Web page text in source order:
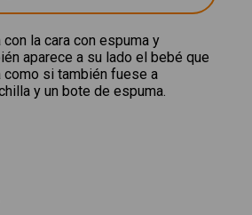
la cara con espuma y
aparece a su lado el bebé que
como si también fuese a
y un bote de espuma.
Plus
en Pinterest
por E-mail